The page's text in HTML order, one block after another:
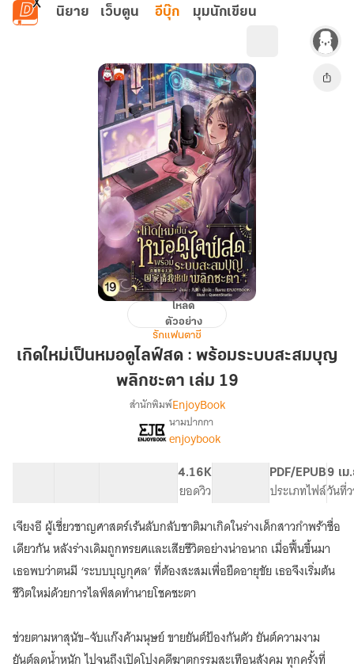
ข้ามไปยังเนื้อหาหลัก
นิยาย เว็บตูน อีบุ๊ก มุมนักเขียน
เป็น
หมอดู
ไลฟ์
ระบบ
บุญ
พลิก
เล่ม
19
โหลด
ตัวอย่าง
รักแฟนตาซี
เกิดใหม่เป็นหมอดูไลฟ์สด : พร้อมระบบสะสมบุญ
พลิกชะตา เล่ม 19
เรื่อง
เกิด
ใหม่
เป็น
หมอดู
ไลฟ์
สด
:
พร้อม
ระบบ
สะสม
บุญ
ชะตา
สำนักพิมพ์EnjoyBook
นามปากกา
enjoybook
4.16K
ยอดวิว
PDF/EPUB
ประเภทไฟล์
9 เม
วันที่
เจียงอี ผู้เชี่ยวชาญศาสตร์เร้นลับกลับชาติมาเกิดในร่างเด็กสาวกำพร้าชื่อ
เดียวกัน หลังร่างเดิมถูกทรยศและเสียชีวิตอย่างน่าอนาถ เมื่อฟื้นขึ้นมา
เธอพบว่าตนมี ‘ระบบบุญกุศล’ ที่ต้องสะสมเพื่อยืดอายุขัย เธอจึงเริ่มต้น
ชีวิตใหม่ด้วยการไลฟ์สดทำนายโชคชะตา
ช่วยตามหาสุนัข–จับแก๊งค้ามนุษย์ ขายยันต์ป้องกันตัว ยันต์ความงาม
ยันต์ลดน้ำหนัก ไปจนถึงเปิดโปงคดีฆาตกรรมสะเทือนสังคม ทุกครั้งที่